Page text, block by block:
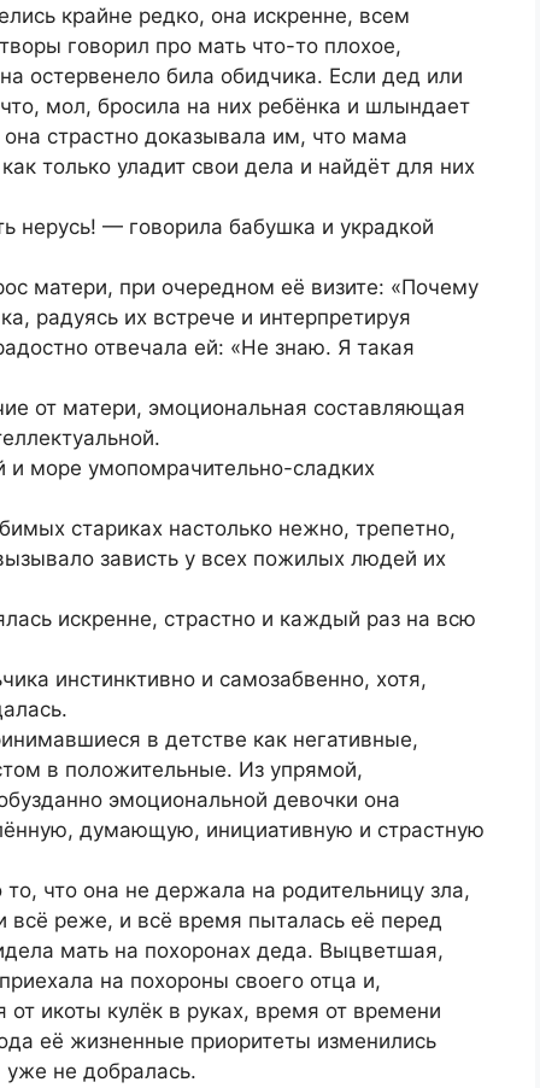
крайне редко, она искренне, всем
говорил про мать что-то плохое,
остервенело била обидчика. Если дед или
мол, бросила на них ребёнка и шлындает
страстно доказывала им, что мама
только уладит свои дела и найдёт для них
нерусь! — говорила бабушка и украдкой
матери, при очередном её визите: «Почему
радуясь их встрече и интерпретируя
отвечала ей: «Не знаю. Я такая
от матери, эмоциональная составляющая
и море умопомрачительно-сладких
стариках настолько нежно, трепетно,
зависть у всех пожилых людей их
искренне, страстно и каждый раз на всю
инстинктивно и самозабвенно, хотя,
в детстве как негативные,
в положительные. Из упрямой,
эмоциональной девочки она
думающую, инициативную и страстную
что она не держала на родительницу зла,
всё реже, и всё время пыталась её перед
мать на похоронах деда. Выцветшая,
на похороны своего отца и,
икоты кулёк в руках, время от времени
её жизненные приоритеты изменились
уже не добралась.